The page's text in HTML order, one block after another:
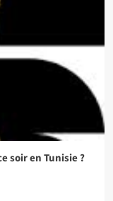
soir en Tunisie ?